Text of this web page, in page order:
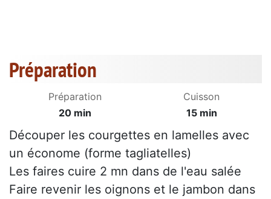
Préparation
Préparation
20 min
Cuisson
15 min
Découper les courgettes en lamelles avec
un économe (forme tagliatelles)
Les faires cuire 2 mn dans de l'eau salée
Faire revenir les oignons et le jambon dans